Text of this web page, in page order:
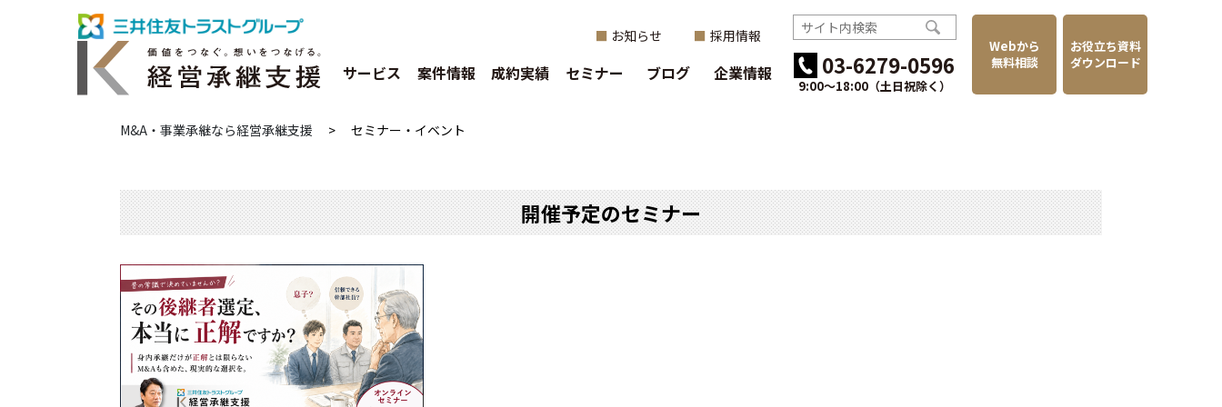
お知らせ 採用情報
サービス 案件情報 成約実績 セミナー ブログ 企業情報 03-6279-0596
9:00〜18:00（土日祝除く）
Webから
無料相談
お役立ち資料
ダウンロード
M&A・事業承継なら経営承継支援 > セミナー・イベント
開催予定のセミナー